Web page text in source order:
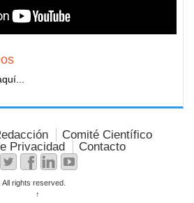
Comité Científico
Privacidad
Contacto
rights reserved.
↑